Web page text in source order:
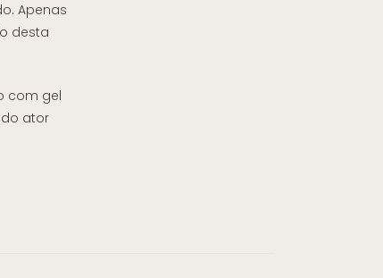
Apenas
desta
com gel
ator